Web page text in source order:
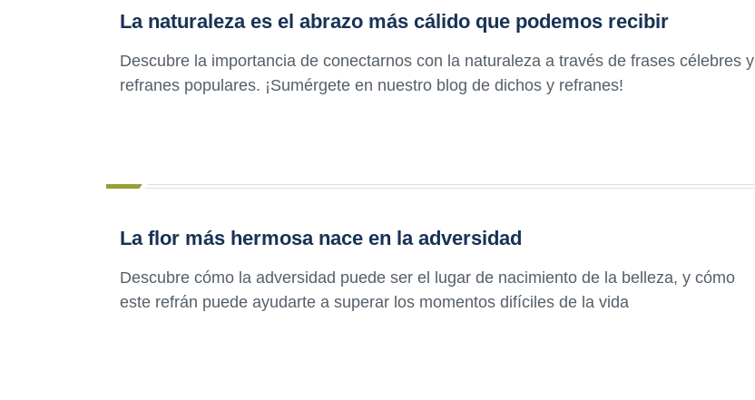
La naturaleza es el abrazo más cálido que podemos recibir
Descubre la importancia de conectarnos con la naturaleza a través de frases célebres y
refranes populares. ¡Sumérgete en nuestro blog de dichos y refranes!
La flor más hermosa nace en la adversidad
Descubre cómo la adversidad puede ser el lugar de nacimiento de la belleza, y cómo
este refrán puede ayudarte a superar los momentos difíciles de la vida